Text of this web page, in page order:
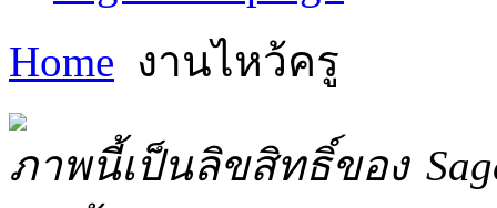
Home งานไหว้ครู
ภาพนี้เป็นลิขสิทธิ์ของ